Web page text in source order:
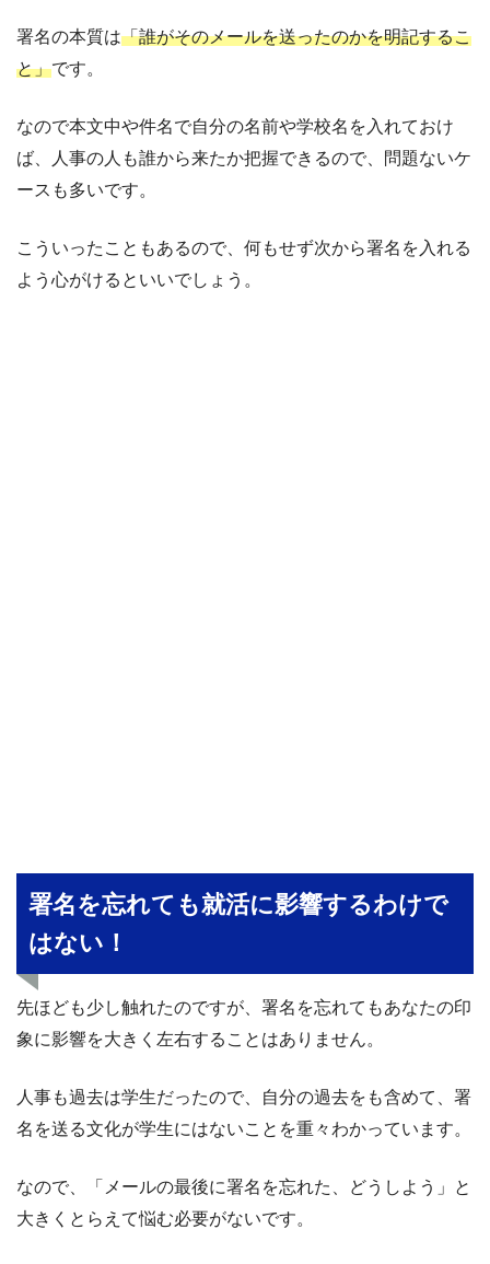
署名の本質は「誰がそのメールを送ったのかを明記するこ
と」です。
なので本文中や件名で自分の名前や学校名を入れておけ
ば、人事の人も誰から来たか把握できるので、問題ないケ
ースも多いです。
こういったこともあるので、何もせず次から署名を入れる
よう心がけるといいでしょう。
署名を忘れても就活に影響するわけで
はない！
先ほども少し触れたのですが、署名を忘れてもあなたの印
象に影響を大きく左右することはありません。
人事も過去は学生だったので、自分の過去をも含めて、署
名を送る文化が学生にはないことを重々わかっています。
なので、「メールの最後に署名を忘れた、どうしよう」と
大きくとらえて悩む必要がないです。